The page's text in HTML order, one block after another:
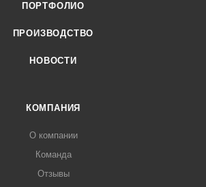
ПОРТФОЛИО
ПРОИЗВОДСТВО
НОВОСТИ
КОМПАНИЯ
О компании
Команда
Отзывы